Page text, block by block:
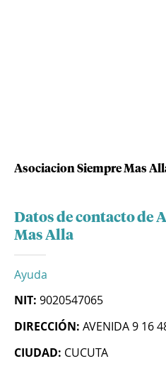
Asociacion Siempre Mas
Datos de contacto de
Mas Alla
Ayuda
NIT: 9020547065
DIRECCIÓN: AVENIDA 9 16
CIUDAD: CUCUTA